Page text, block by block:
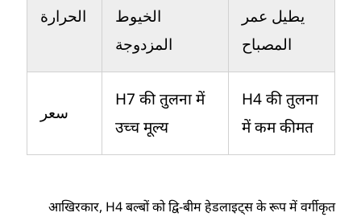
الحرارة
الخيوط
المزدوجة
يطيل عمر
المصباح
سعر
H7 की तुलना में
उच्च मूल्य
H4 की तुलना
में कम कीमत
आखिरकार, H4 बल्बों को द्वि-बीम हेडलाइट्स के रूप में वर्गीकृत